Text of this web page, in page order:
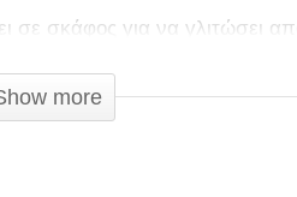
σε σκάφος για να γλιτώσει
more